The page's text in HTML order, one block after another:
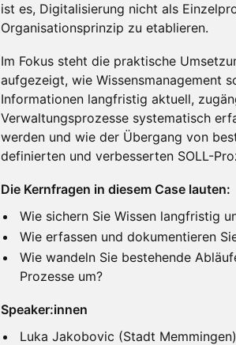
ist es, Digitalisierung nicht als
Organisationsprinzip zu etablieren.
Im Fokus steht die praktische
aufgezeigt, wie Wissensmanagement
Informationen langfristig aktuell,
Verwaltungsprozesse systematisch
werden und wie der Übergang von
definierten und verbesserten SOLL-
Die Kernfragen in diesem Case lauten:
Wie sichern Sie Wissen langfristig
Wie erfassen und dokumentieren
Wie wandeln Sie bestehende
Prozesse um?
Speaker:innen
Luka Jakobovic (Stadt Memmingen)